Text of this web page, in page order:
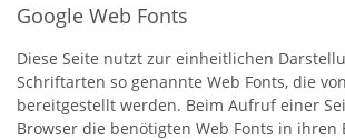
Google Web Fonts
Diese Seite nutzt zur einheitlichen
Schriftarten so genannte Web Fonts, die
bereitgestellt werden. Beim Aufruf einer
Browser die benötigten Web Fonts in ihren